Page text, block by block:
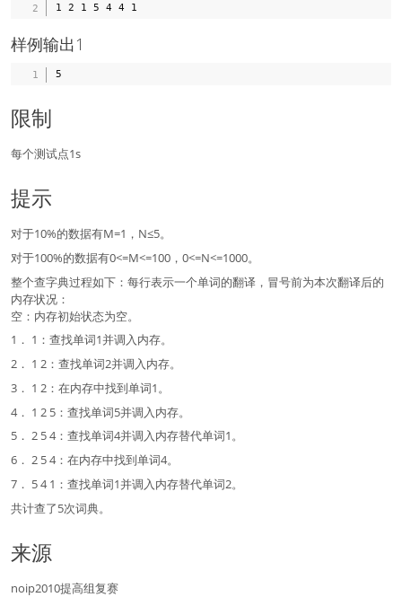
样例输出1
限制
每个测试点1s
提示
对于10%的数据有M=1，N≤5。
对于100%的数据有0<=M<=100，0<=N<=1000。
整个查字典过程如下：每行表示一个单词的翻译，冒号前为本次翻译后的
内存状况：
空：内存初始状态为空。
1． 1：查找单词1并调入内存。
2． 1 2：查找单词2并调入内存。
3． 1 2：在内存中找到单词1。
4． 1 2 5：查找单词5并调入内存。
5． 2 5 4：查找单词4并调入内存替代单词1。
6． 2 5 4：在内存中找到单词4。
7． 5 4 1：查找单词1并调入内存替代单词2。
共计查了5次词典。
来源
noip2010提高组复赛